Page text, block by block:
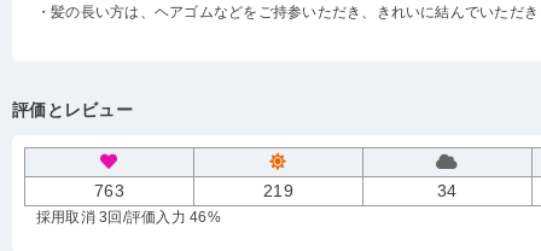
・髪の長い方は、ヘアゴムなどをご持参いただき、きれいに結んでいただ
評価とレビュー
763 219 34
採用取消 3回 /評価入力 46%